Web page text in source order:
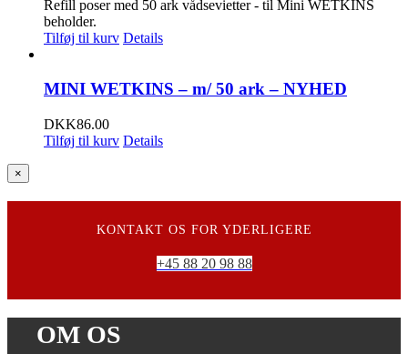
Refill poser med 50 ark vådsevietter - til Mini WETKINS
beholder.
Tilføj til kurv Details
MINI WETKINS – m/ 50 ark – NYHED
DKK86.00
Tilføj til kurv Details
Close
product
quick
×
KONTAKT OS FOR YDERLIGERE
+45 88 20 98 88
OM OS